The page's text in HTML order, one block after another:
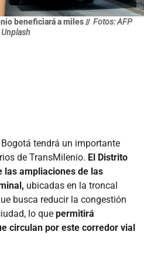
beneficiará a miles // Fotos: AFP
Unplash
tendrá un importante
de TransMilenio. El Distrito
las ampliaciones de las
ubicadas en la troncal
busca reducir la congestión
lo que permitirá
circulan por este corredor vial